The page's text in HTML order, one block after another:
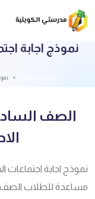
نموذج اجابة
الصف
نموذج اجابة
مساعدة للطلاب الصف